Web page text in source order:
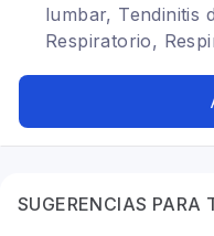
lumbar, Tendinitis
Respiratorio,
SUGERENCIAS PARA